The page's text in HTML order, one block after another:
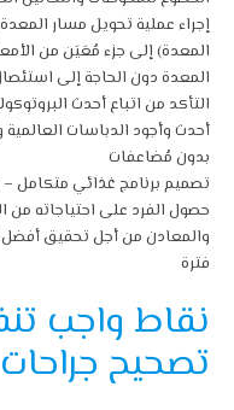
إجراء عملية تحويل مسار
المعدة) إلى جزء مُعَيَن من
المعدة دون الحاجة إلى
التأكد من اتباع أحدث
أحدث وأجود الدباسات
بدون مُضاعفات
تصميم برنامج غذائي متكامل –
حصول الفرد على احتياجاته من
والمعادن من أجل تحقيق أفضل
فترة
نقاط واجب
تصحيح